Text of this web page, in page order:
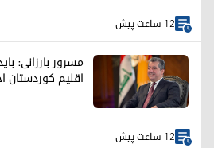
12 ساعت پیش
مسرور بارزانی:
اقلیم کوردستان
12 ساعت پیش